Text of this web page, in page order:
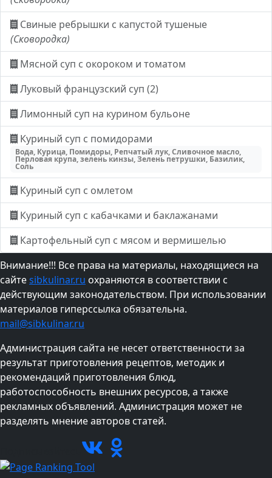
Свиные ребрышки с капустой тушеные
(Сковородка)
Мясной суп с окороком и томатом
Луковый французский суп (2)
Лимонный суп на курином бульоне
Куриный суп с помидорами
Вода, Курица, Помидоры, Репчатый лук, Сливочное масло,
Перловая крупа, зелень кинзы, Зелень петрушки, Базилик,
Соль
Куриный суп с омлетом
Куриный суп с кабачками и баклажанами
Картофельный суп с мясом и вермишелью
Внимание!!! Все права на материалы, находящиеся на
сайтеsibkulinar.ru охраняются в соответствии с
действующим законодательством. При использовании
материалов гиперссылка обязательна.
mail@sibkulinar.ru
Администрация сайта не несет ответственности за
результат приготовления рецептов, методик и
рекомендаций приготовления блюд,
работоспособность внешних ресурсов, а также
рекламных объявлений. Администрация может не
разделять мнение авторов статей.